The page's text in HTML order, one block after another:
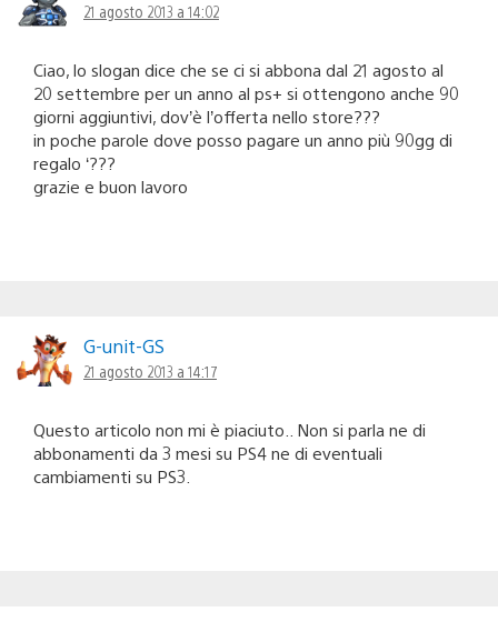
21 agosto 2013 a 14:02
Ciao, lo slogan dice che se ci si abbona dal 21 agosto al
20 settembre per un anno al ps+ si ottengono anche 90
giorni aggiuntivi, dov’è l’offerta nello store???
in poche parole dove posso pagare un anno più 90gg di
regalo ‘???
grazie e buon lavoro
G-unit-GS
21 agosto 2013 a 14:17
Questo articolo non mi è piaciuto.. Non si parla ne di
abbonamenti da 3 mesi su PS4 ne di eventuali
cambiamenti su PS3.